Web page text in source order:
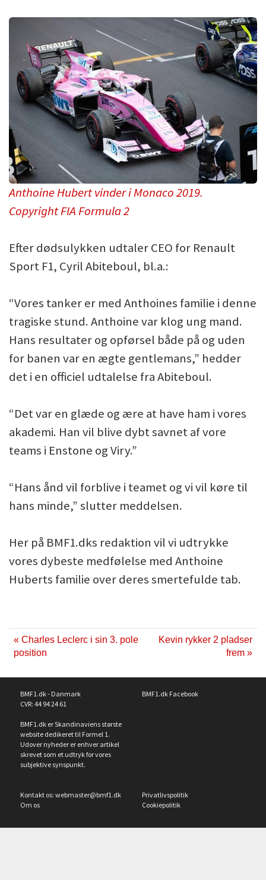
Anthoine Hubert vinder i Monaco 2019.
Copyright FIA Formula 2
Efter dødsulykken udtaler CEO for Renault
Sport F1, Cyril Abiteboul, bl.a.:
“Vores tanker er med Anthoines familie i denne
tragiske stund. Anthoine var klog ung mand.
Hans resultater og opførsel både på og uden
for banen var en ægte gentlemans,” hedder
det i en officiel udtalelse fra Abiteboul.
“Det var en glæde og ære at have ham i vores
akademi. Han vil blive dybt savnet af vore
teams i Enstone og Viry.”
“Hans ånd vil forblive i teamet og vi vil køre til
hans minde,” slutter meddelsen.
Her på BMF1.dks redaktion vil vi udtrykke
vores dybeste medfølelse med Anthoine
Huberts familie over deres smertefulde tab.
« Charles Leclerc i sin 3. pole
position
Kevin rykker 2 pladser
frem »
BMF1.dk - Danmark
CVR: 44 94 24 61
BMF1.dk er Skandinaviens største
website dedikeret til Formel 1.
Udover nyheder er enhver artikel
skrevet som et udtryk for vores
subjektive synspunkt.
BMF1.dk Facebook
Kontakt os: webmaster@bmf1.dk
Om os
Privatlivspolitik
Cookiepolitik